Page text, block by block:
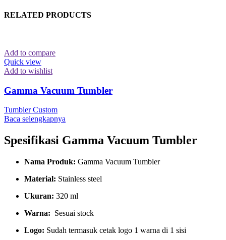
RELATED PRODUCTS
Add to compare
Quick view
Add to wishlist
Gamma Vacuum Tumbler
Tumbler Custom
Baca selengkapnya
Spesifikasi Gamma Vacuum Tumbler
Nama Produk: Gamma Vacuum Tumbler
Material: Stainless steel
Ukuran: 320 ml
Warna: Sesuai stock
Logo: Sudah termasuk cetak logo 1 warna di 1 sisi